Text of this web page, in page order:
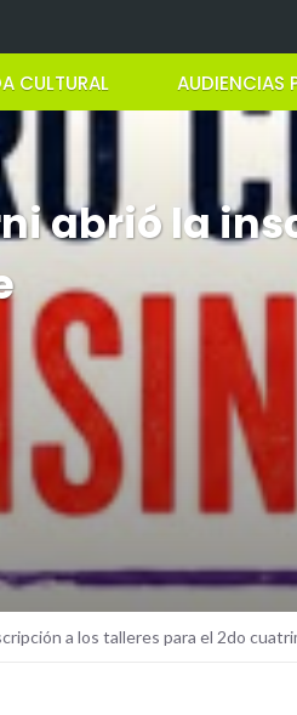
CULTURAL AUDIENCIAS
abrió la
a los talleres para el 2do